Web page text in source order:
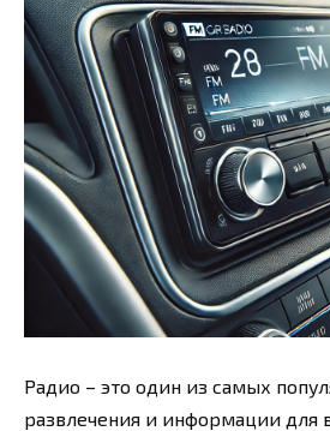
Радио – это один из самых
развлечения и информации для